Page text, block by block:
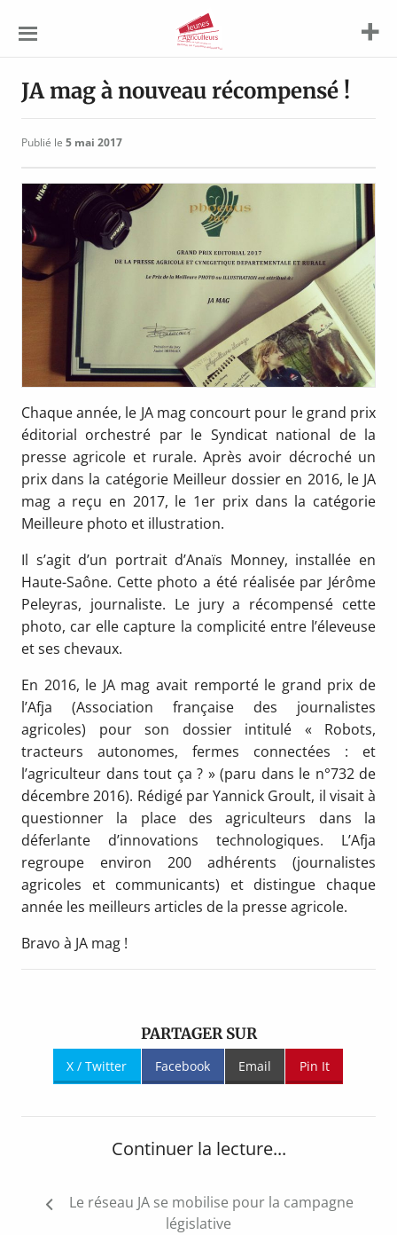
Agriculteurs
JA mag à nouveau récompensé !
Publié le 5 mai 2017
Chaque année, le JA mag concourt pour le grand prix
éditorial orchestré par le Syndicat national de la
presse agricole et rurale. Après avoir décroché un
prix dans la catégorie Meilleur dossier en 2016, le JA
mag a reçu en 2017, le 1er prix dans la catégorie
Meilleure photo et illustration.
Il s’agit d’un portrait d’Anaïs Monney, installée en
Haute-Saône. Cette photo a été réalisée par Jérôme
Peleyras, journaliste. Le jury a récompensé cette
photo, car elle capture la complicité entre l’éleveuse
et ses chevaux.
En 2016, le JA mag avait remporté le grand prix de
l’Afja (Association française des journalistes
agricoles) pour son dossier intitulé « Robots,
tracteurs autonomes, fermes connectées : et
l’agriculteur dans tout ça ? » (paru dans le n°732 de
décembre 2016). Rédigé par Yannick Groult, il visait à
questionner la place des agriculteurs dans la
déferlante d’innovations technologiques. L’Afja
regroupe environ 200 adhérents (journalistes
agricoles et communicants) et distingue chaque
année les meilleurs articles de la presse agricole.
Bravo à JA mag !
PARTAGER SUR
X / Twitter Facebook Email Pin It
Continuer la lecture...
Navigation
Le réseau JA se mobilise pour la campagne
législative